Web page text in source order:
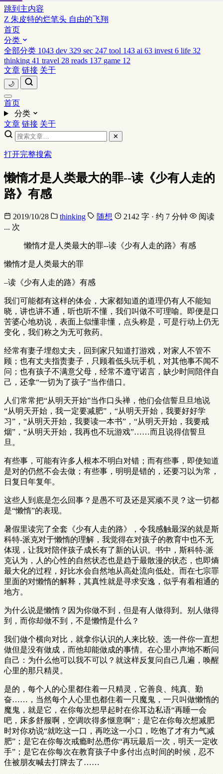
跳到主内容
Z 朱皮特的烂笔头 自由的飞翔
首页
分类
全部分类 1043 dev 329 sec 247 tool 143 ai 63 invest 6 life 32
thinking 41 travel 28 reads 137 game 12
文章 链接 关于
🌙
首页
分类
文章 链接 关于
✕
打开完整搜索
懒惰才是人类最大的罪--读《少有人走的
路》有感
2019/10/28 thinking 随想 2142 字 · 约 7 分钟
阅读
... 次
懒惰才是人类最大的罪--读《少有人走的路》有感
懒惰才是人类最大的罪
–读《少有人走的路》有感
我们可能都有这样的体会，大家都知道的道理仍有人不能知
晓，讲也讲不通，听也听不懂，我们叫做不可理喻。即便是口
苦婆心地劝说，表面上似懂非懂，点头称是，可是行动上仍无
变化，我们称之为无可救药。
经常有妻子埋怨丈夫，回到家只知道打游戏，对家人不管不
顾；也有丈夫指责妻子，只顾着低头玩手机，对其他事不闻不
问；也有孩子不满意父母，经常不遵守诺言，缺少时间陪伴自
己，还拿“一切为了孩子”当作借口。
人们常常把“从明天开始”当作口头禅，他们会信誓旦旦地说
“从明天开始，我一定要减肥”，“从明天开始，我要好好学
习”，“从明天开始，我要读一本书”，“从明天开始，我要戒
烟”，“从明天开始，我再也不玩游戏”……而且说得信誓旦
旦。
有些事，可能有许多人根本不明白对错；而有些事，即使知道
是对的仍然不会去做；有些事，明明是错的，还要习以为常，
日复日年复年。
这些人到底是怎么回事？是愚不可及还是冥顽不灵？这一切都
是“懒惰”的表现。
暑假里读完了全套《少有人走的路》，令我感触最深的就是斯
科特-派克对于懒惰的理解，我觉得在对孩子的教育中也不无
体现，让我对陪伴孩子成长有了新的认识。书中，斯科特-派
克认为，人的心性的自然状态也是趋于最散漫的状态，也即熵
最大化的过程，好比水会自然地从高处流向低处。而在七宗罪
里面的对懒惰的解释，其真性就是寻求安逸，似乎有着相通的
地方。
为什么说是懒惰？因为你做不到，但是有人做得到。别人做得
到，而你却做不到，不是懒惰是什么？
我们做个横向对比，就拿你认识的人来比较。选一件你一直想
做但是没有做成，而他却能做成的事情。在心里小声地不断问
自己：为什么他可以我不可以？就这样反复问自己几遍，唤醒
心里的那只精灵。
是的，每个人的心里都住着一只精灵，它善良、纯真、勤
奋……，当然每个人心里也都住着一只魔鬼，一只叫做懒惰的
魔鬼，就是它，在你每次想早起时在你耳边私语“再睡一会
吧，床多舒服啊，空调吹得多惬意啊”；是它在你每次想减肥
时对你劝说“就吃这一口，再吃这一小口，吃饱了才有力气减
肥”；是它在你每次戒瘾时怂恿你“再玩最后一次，明天一定收
手”；是它在你每次在教育孩子中多付出点时间的时候，忍不
住被朋友喊去打牌去了……